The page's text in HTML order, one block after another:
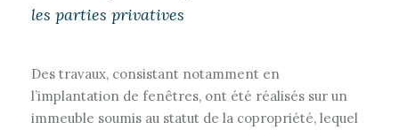
les parties privatives
Des travaux, consistant notamment en
l’implantation de fenêtres, ont été réalisés sur un
immeuble soumis au statut de la copropriété, lequel